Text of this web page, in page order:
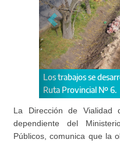
Los trabajos se
Ruta Provincial Nº 6.
La Dirección de Vialidad
dependiente del
Públicos, comunica que la